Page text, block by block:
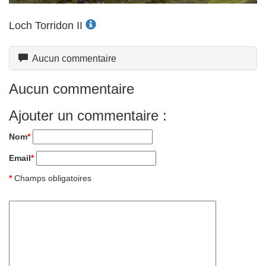
Loch Torridon II
Aucun commentaire
Aucun commentaire
Ajouter un commentaire :
Nom*
Email*
*Champs obligatoires